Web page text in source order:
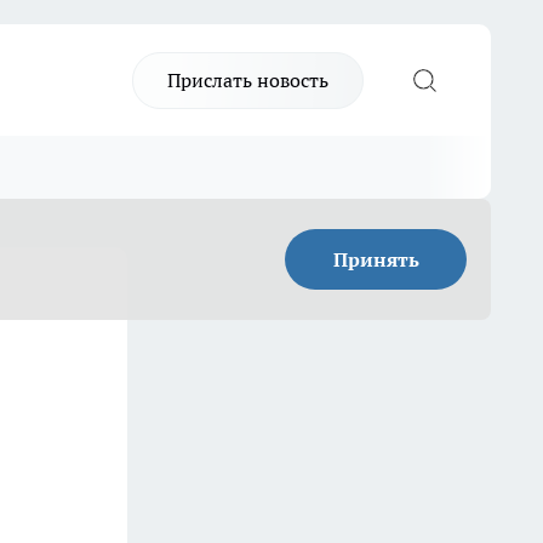
Прислать новость
Принять